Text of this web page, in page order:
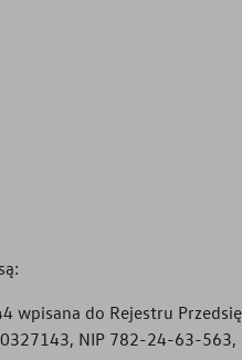
wpisana do Rejestru
NIP 782-24-63-563,